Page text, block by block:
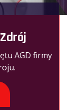
AGD firmy